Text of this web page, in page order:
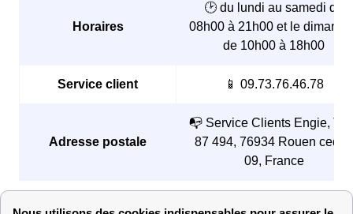
Horaires
🕑 du lundi au samedi de
08h00 à 21h00 et le
de 10h00 à 18h00
Service client 📱 09.73.76.46.78
Adresse postale
📭 Service Clients Engie,
87 494, 76934 Rouen cedex
09, France
Comment ouvrir son compteur de gaz avec Engie